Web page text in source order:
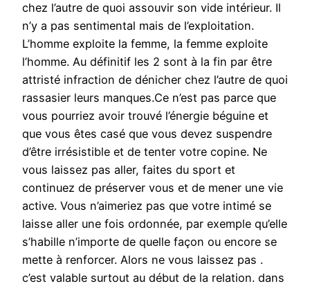
chez l’autre de quoi assouvir son vide intérieur. Il
n’y a pas sentimental mais de l’exploitation.
L’homme exploite la femme, la femme exploite
l’homme. Au définitif les 2 sont à la fin par être
attristé infraction de dénicher chez l’autre de quoi
rassasier leurs manques.Ce n’est pas parce que
vous pourriez avoir trouvé l’énergie béguine et
que vous êtes casé que vous devez suspendre
d’être irrésistible et de tenter votre copine. Ne
vous laissez pas aller, faites du sport et
continuez de préserver vous et de mener une vie
active. Vous n’aimeriez pas que votre intimé se
laisse aller une fois ordonnée, par exemple qu’elle
s’habille n’importe de quelle façon ou encore se
mette à renforcer. Alors ne vous laissez pas .
c’est valable surtout au début de la relation. dans